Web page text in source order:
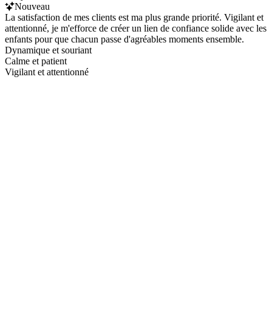
Nouveau
La satisfaction de mes clients est ma plus grande priorité. Vigilant et
attentionné, je m'efforce de créer un lien de confiance solide avec les
enfants pour que chacun passe d'agréables moments ensemble.
Dynamique et souriant
Calme et patient
Vigilant et attentionné